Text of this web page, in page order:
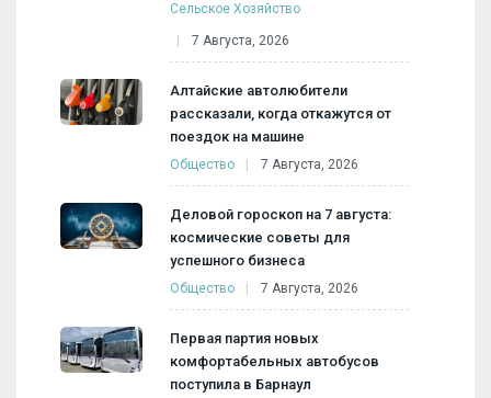
Сельское Хозяйство
7 Августа, 2026
Алтайские автолюбители
рассказали, когда откажутся от
поездок на машине
Общество 7 Августа, 2026
Деловой гороскоп на 7 августа:
космические советы для
успешного бизнеса
Общество 7 Августа, 2026
Первая партия новых
комфортабельных автобусов
поступила в Барнаул